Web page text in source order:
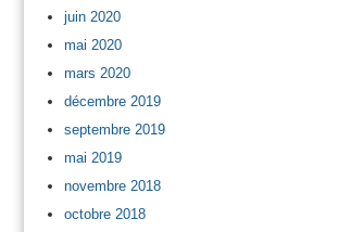
juin 2020
mai 2020
mars 2020
décembre 2019
septembre 2019
mai 2019
novembre 2018
octobre 2018